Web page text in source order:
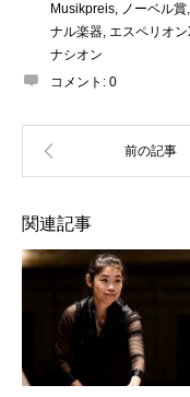
Musikpreis, ノーベル賞,
ナル楽器, エスペリオ
ナシオン
コメント: 0
関連記事